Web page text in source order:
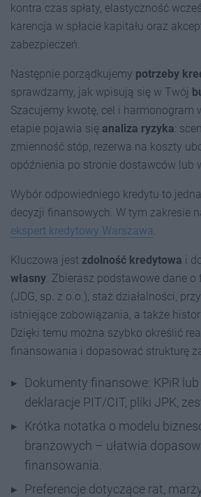
kontra czas spłaty, elastyczność
karencja w spłacie kapitału oraz
zabezpieczeń.
Następnie porządkujemy potrzeby
sprawdzamy, jak wpisują się w Twój
Szacujemy kwotę, cel i harmonogram
etapie pojawia się analiza ryzyka:
zmienność stóp, rezerwa na koszty
opóźnienia po stronie dostawców lub
Wybór odpowiedniego kredytu to
decyzji finansowych. W tym zakresie
ekspert kredytowy Warszawa
Kluczowa jest zdolność kredytowa i
własny . Zbierasz podstawowe dane
(JDG, sp. z o.o.), staż działalności,
istniejące zobowiązania, a także
Dzięki temu można szybko określić
finansowania i dopasować strukturę
Dokumenty finansowe: KPiR lub
deklaracje PIT/CIT, pliki JPK,
Krótka notatka o modelu
branżowych – ułatwia
finansowania.
Preferencje dotyczące rat,